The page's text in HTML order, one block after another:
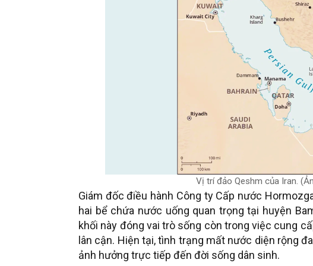
Vị trí đảo Qeshm của Iran.
Giám đốc điều hành Công ty Cấp nước
hai bể chứa nước uống quan trọng tại huyện
khối này đóng vai trò sống còn trong việc cung
lân cận. Hiện tại, tình trạng mất nước diện rộng
ảnh hưởng trực tiếp đến đời sống dân sinh.